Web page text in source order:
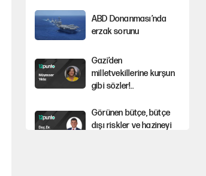
ABD Donanması’nda
erzak sorunu
Gazi’den
milletvekillerine kurşun
gibi sözler!..
Görünen bütçe, bütçe
dışı riskler ve hazineyi